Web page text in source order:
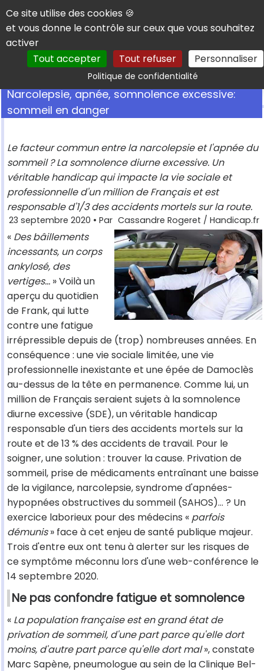
Panneau de gestion des cookies
Ce site utilise des cookies 🍪
et vous donne le contrôle sur ceux que vous souhaitez
activer
Tout accepter
Tout refuser Personnaliser
Politique de confidentialitéRechercher
Narcolepsie, apnée, somnolence excessive:
sommeil en danger
Le facteur commun entre la narcolepsie et l'apnée du
sommeil ? La somnolence diurne excessive. Un
véritable handicap qui impacte la vie sociale et
professionnelle d'un million de Français et est
responsable d'1/3 des accidents mortels sur la route.
23 septembre 2020 • Par Cassandre Rogeret / Handicap.fr
« Des bâillements
incessants, un corps
ankylosé, des
vertiges... » Voilà un
aperçu du quotidien
de Frank, qui lutte
contre une fatigue
irrépressible depuis de (trop) nombreuses années. En
conséquence : une vie sociale limitée, une vie
professionnelle inexistante et une épée de Damoclès
au-dessus de la tête en permanence. Comme lui, un
million de Français seraient sujets à la somnolence
diurne excessive (SDE), un véritable handicap
responsable d'un tiers des accidents mortels sur la
route et de 13 % des accidents de travail. Pour le
soigner, une solution : trouver la cause. Privation de
sommeil, prise de médicaments entraînant une baisse
de la vigilance, narcolepsie, syndrome d'apnées-
hypopnées obstructives du sommeil (SAHOS)... ? Un
exercice laborieux pour des médecins « parfois
démunis» face à cet enjeu de santé publique majeur.
Trois d'entre eux ont tenu à alerter sur les risques de
ce symptôme méconnu lors d'une web-conférence le
14 septembre 2020.
Ne pas confondre fatigue et somnolence
« La population française est en grand état de
privation de sommeil, d'une part parce qu'elle dort
moins, d'autre part parce qu'elle dort mal», constate
Marc Sapène, pneumologue au sein de la Clinique Bel-